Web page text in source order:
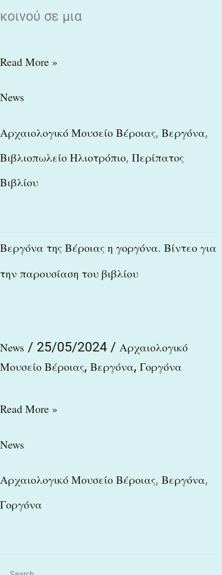
κοινού σε μια
Read More »
News
Αρχαιολογικό Μουσείο Βέροιας, Βεργόνα,
Βιβλιοπωλείο Ηλιοτρόπιο, Περίπατος
Βιβλίου
Βεργόνα της Βέροιας η γοργόνα. Βίντεο για
την παρουσίαση του βιβλίου
News / 25/05/2024 / Αρχαιολογικό
Μουσείο Βέροιας, Βεργόνα, Γοργόνα
Βεργόνα
Βέροιας
Βίντεο
για
βιβλίου
Read More »
News
Αρχαιολογικό Μουσείο Βέροιας, Βεργόνα,
Γοργόνα